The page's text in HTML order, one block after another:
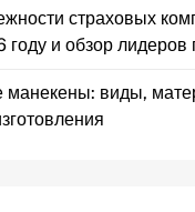
страховых
и обзор лидеров
манекены: виды,